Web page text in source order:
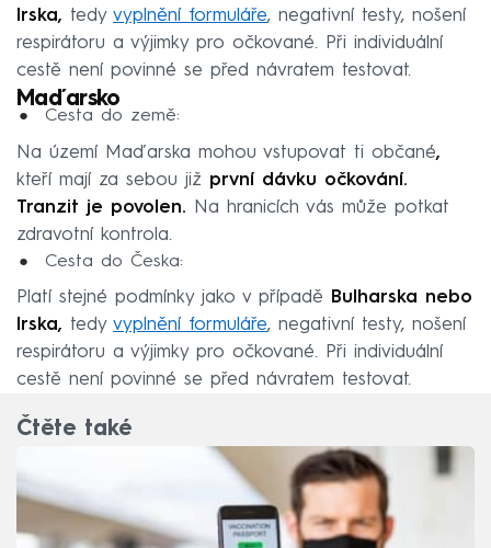
Irska, tedy vyplnění formuláře, negativní testy, nošení
respirátoru a výjimky pro očkované. Při individuální
cestě není povinné se před návratem testovat.
Maďarsko
Cesta do země:
Na území Maďarska mohou vstupovat ti občané,
kteří mají za sebou již první dávku očkování.
Tranzit je povolen.
Na hranicích vás může potkat
zdravotní kontrola.
Cesta do Česka:
Platí stejné podmínky jako v případě Bulharska nebo
Irska, tedy vyplnění formuláře, negativní testy, nošení
respirátoru a výjimky pro očkované. Při individuální
cestě není povinné se před návratem testovat.
Čtěte také